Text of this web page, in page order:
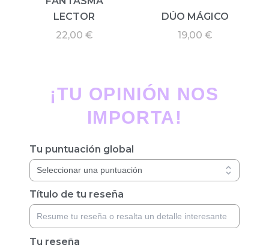
LECTOR
22,00 €
DÚO MÁGICO
19,00 €
¡TU OPINIÓN NOS
IMPORTA!
Tu puntuación global
Título de tu reseña
Tu reseña